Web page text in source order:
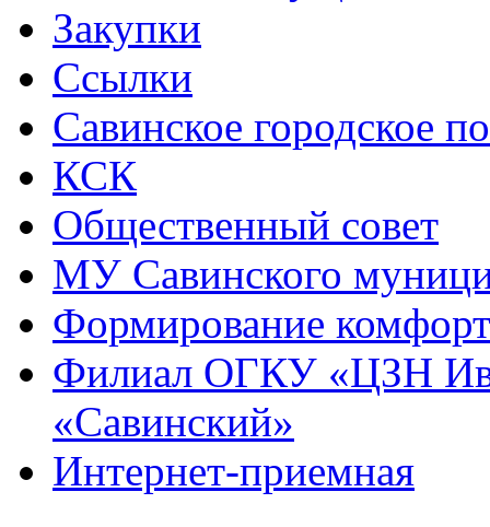
Закупки
Ссылки
Савинское городское
КСК
Общественный совет
МУ Савинского
Формирование
Филиал ОГКУ «ЦЗН
«Савинский»
Интернет-приемная